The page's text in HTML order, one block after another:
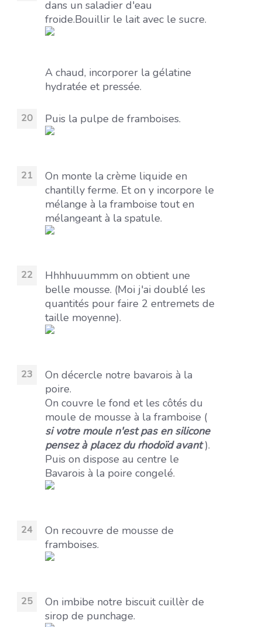
dans un saladier d'eau
froide.Bouillir le lait avec le sucre.
A chaud, incorporer la gélatine
hydratée et pressée.
Puis la pulpe de framboises.
On monte la crème liquide en
chantilly ferme. Et on y incorpore le
mélange à la framboise tout en
mélangeant à la spatule.
Hhhhuuummm on obtient une
belle mousse. (Moi j'ai doublé les
quantités pour faire 2 entremets de
taille moyenne).
On décercle notre bavarois à la
poire.
On couvre le fond et les côtés du
moule de mousse à la framboise (
si votre moule n'est pas en silicone
pensez à placez du rhodoïd avant).
Puis on dispose au centre le
Bavarois à la poire congelé.
On recouvre de mousse de
framboises.
On imbibe notre biscuit cuillèr de
sirop de punchage.